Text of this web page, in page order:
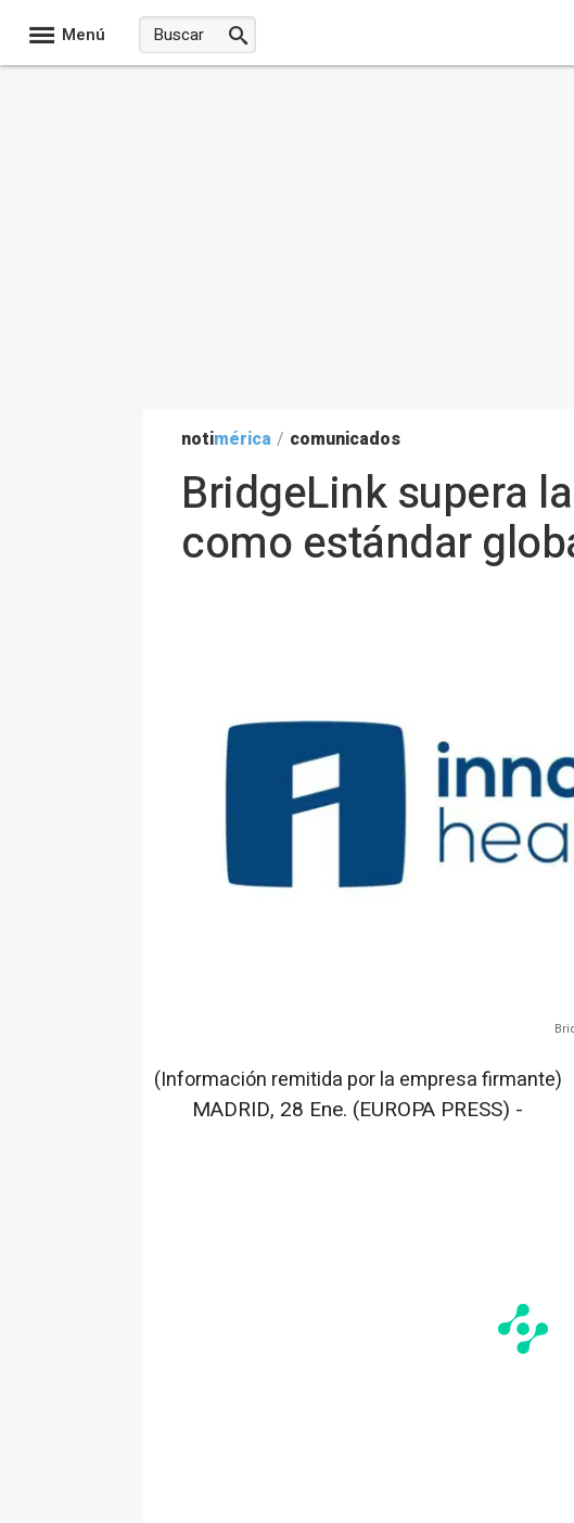
Menú
notimérica / comunicados
BridgeLink supera
como estándar
(Información remitida por la empresa firmante)
MADRID, 28 Ene. (EUROPA PRESS) -